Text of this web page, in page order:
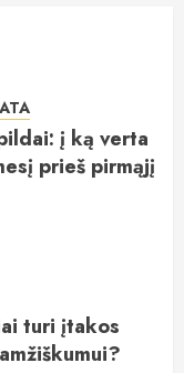
į ką verta
prieš pirmąjį
turi įtakos